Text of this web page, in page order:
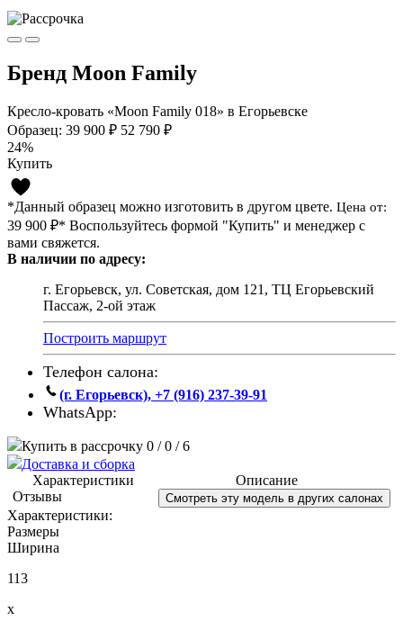
Бренд Moon Family
Кресло-кровать «Moon Family 018» в Егорьевске
Образец: 39 900 ₽ 52 790 ₽
24%
Купить
*Данный образец можно изготовить в другом цвете. Цена от:
39 900 ₽* Воспользуйтесь формой "Купить" и менеджер с
вами свяжется.
В наличии по адресу:
г. Егорьевск, ул. Советская, дом 121, ТЦ Егорьевский
Пассаж, 2-ой этаж
Построить маршрут
Телефон салона:
(г. Егорьевск), +7 (916) 237-39-91
WhatsApp:
Купить в рассрочку 0 / 0 / 6
Доставка и сборка
Характеристики
Описание
Отзывы
Смотреть эту модель в других салонах
Характеристики:
Размеры
Ширина
113
x